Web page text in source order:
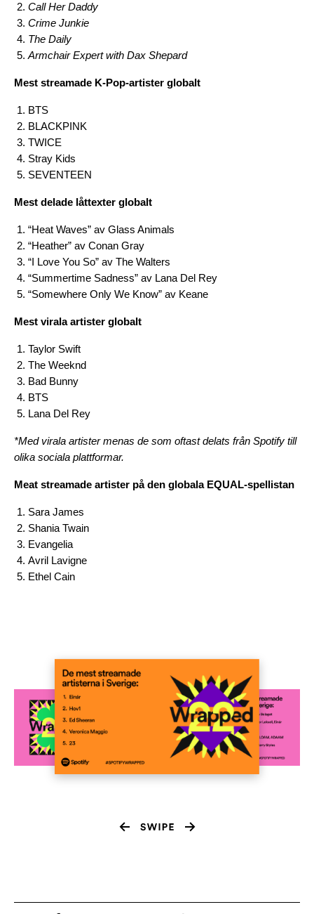
Call Her Daddy
Crime Junkie
The Daily
Armchair Expert with Dax Shepard
Mest streamade K-Pop-artister globalt
BTS
BLACKPINK
TWICE
Stray Kids
SEVENTEEN
Mest delade låttexter globalt
“Heat Waves” av Glass Animals
“Heather” av Conan Gray
“I Love You So” av The Walters
“Summertime Sadness” av Lana Del Rey
“Somewhere Only We Know” av Keane
Mest virala artister globalt
Taylor Swift
The Weeknd
Bad Bunny
BTS
Lana Del Rey
*Med virala artister menas de som oftast delats från Spotify till
olika sociala plattformar.
Meat streamade artister på den globala EQUAL-spellistan
Sara James
Shania Twain
Evangelia
Avril Lavigne
Ethel Cain